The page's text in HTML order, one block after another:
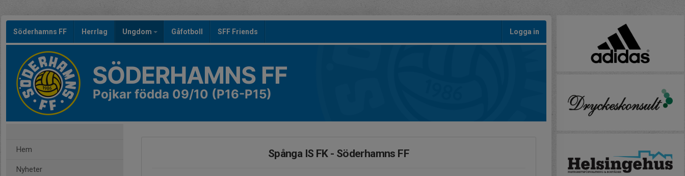
Söderhamns FF Herrlag Ungdom Gåfotboll SFF Friends Logga in
SÖDERHAMNS FF
Pojkar födda 09/10 (P16-P15)
Hem
Nyheter
Spånga IS FK - Söderhamns FF